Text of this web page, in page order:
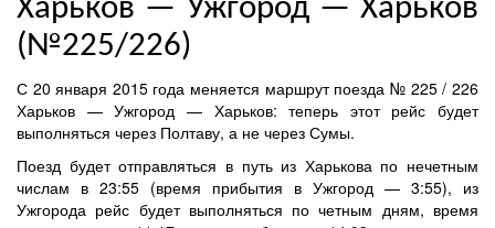
Харьков — Ужгород — Харьков
(№225/226)
С 20 января 2015 года меняется маршрут поезда № 225 / 226
Харьков — Ужгород — Харьков: теперь этот рейс будет
выполняться через Полтаву, а не через Сумы.
Поезд будет отправляться в путь из Харькова по нечетным
числам в 23:55 (время прибытия в Ужгород — 3:55), из
Ужгорода рейс будет выполняться по четным дням, время